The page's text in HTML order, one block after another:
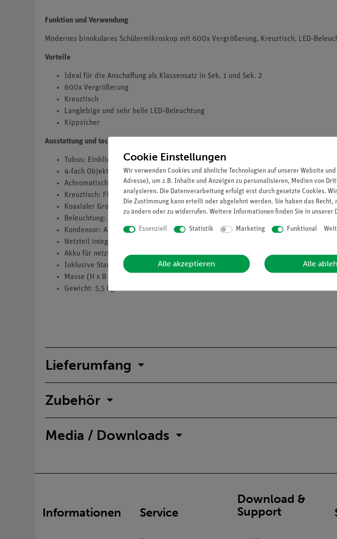
Funktion und Verwendung
Modernes binokulares Schülermikroskop mit 600x Vergrößerung, Kreuztisch, LED-
Vorteile
Ideal für die Anschaffung als Klassensatz in Sek. 1 und Sek. 2
600x Vergrößerung
Kreuztisch
Langlebige und sehr helle LED-Beleuchtung
Kippsicher
Ausstattung und technische Daten
Tubus: Einblickwinkel 30° - WF10x/18mm Brillenträger-Okulare
4-fach Objektivrevolver mit Click-Stop
Achromatische Objektive 4x, 10x, 40x (S), 60x (S)
Kreuztisch: Fläche 140 x 130 mm, Verfahrbereich 78 x 30 mm
Koaxialer Grob- und Feintrieb mit Graduierungen am Feintrieb
Beleuchtung: 3 W LED (Farbtemperatur 5000 K), regelbar
Kondensor: Abbe Spiralkondensor N.A. 1,25 mit Irisblende
Netzteil integriert 100…240 V, 50/60 Hz
Akku für netzunabhängigen Betrieb
Inklusive Staubschutzhülle
Masse (H x B x T): 38 cm x 21 cm x 23 cm
Gewicht: 5,5 kg
Lieferumfang
Zubehör
Media / Downloads
Informationen Service
Download &
Support
Cookie Einstellungen
Wir verwenden Cookies und ähnliche Technologien auf unserer Website
Adresse), um z.B. Inhalte und Anzeigen zu personalisieren, Medien von
analysieren. Die Datenverarbeitung erfolgt erst durch gesetzte Cookies.
Die Zustimmung kann erteilt oder abgelehnt werden. Sie haben das
zu ändern oder zu widerrufen. Weitere Informationen finden Sie in unserer
Essenziell Statistik Marketing Funktional
Alle akzeptieren Alle